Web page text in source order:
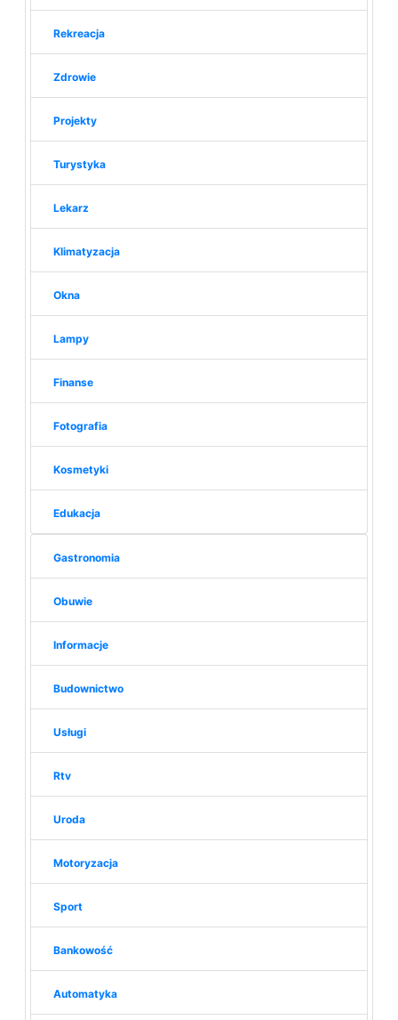
Rekreacja
Zdrowie
Projekty
Turystyka
Lekarz
Klimatyzacja
Okna
Lampy
Finanse
Fotografia
Kosmetyki
Edukacja
Gastronomia
Obuwie
Informacje
Budownictwo
Usługi
Rtv
Uroda
Motoryzacja
Sport
Bankowość
Automatyka